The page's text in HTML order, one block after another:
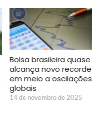
Bolsa brasileira quase
alcança novo recorde
em meio a oscilações
globais
14 de novembro de 2025